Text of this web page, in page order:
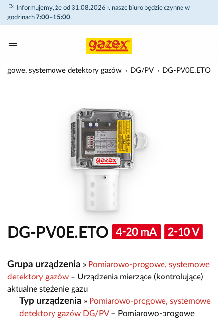
Informujemy, że od 31.08.2026 r. nasze biuro będzie czynne w
godzinach 7:00–15:00.
systemowe detektory gazów DG/PV DG-PV0E.ETO
DG-PV0E.ETO
Grupa urządzenia » Pomiarowo-progowe, systemowe
detektory gazów – Urządzenia mierzące (kontrolujące)
aktualne stężenie gazu
Typ urządzenia » Pomiarowo-progowe, systemowe
detektory gazów DG/PV– Pomiarowo-progowe